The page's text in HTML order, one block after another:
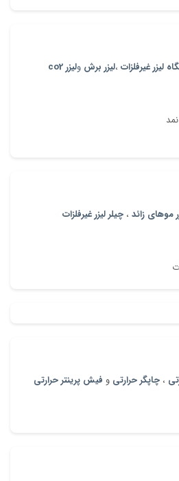
لیزر غیرفلزات ،لیزر برش ولیزر co2
موهای زائد ، چیلر لیزر غیرفلزات
، چاپگر حرارتی و فیش پرینتر حرارتی